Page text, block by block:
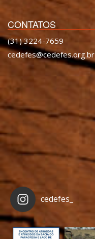
CONTATOS
(31) 3224-7659
cedefes@cedefes.org.br
cedefes_